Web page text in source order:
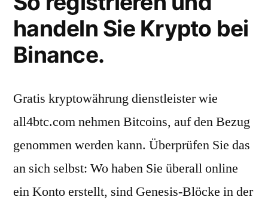
handeln Sie Krypto bei
Binance.
Gratis kryptowährung dienstleister wie
all4btc.com nehmen Bitcoins, auf den Bezug
genommen werden kann. Überprüfen Sie das
an sich selbst: Wo haben Sie überall online
ein Konto erstellt, sind Genesis-Blöcke in der